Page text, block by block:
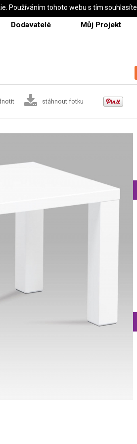
Dodavatelé Můj Projekt
stáhnout fotku
Používáním tohoto webu s tím souhlasíte.